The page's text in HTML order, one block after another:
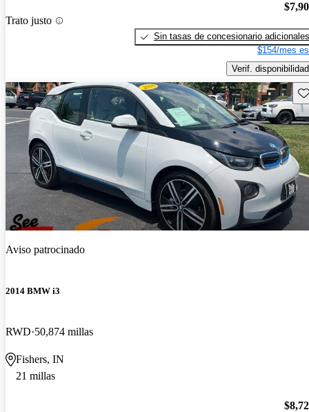
Trato justo
Sin tasas de concesionario adicionales
$154/mes
Verif. disponibilidad
Aviso patrocinado
2014 BMW i3
RWD 50,874 millas
Fishers, IN
21 millas